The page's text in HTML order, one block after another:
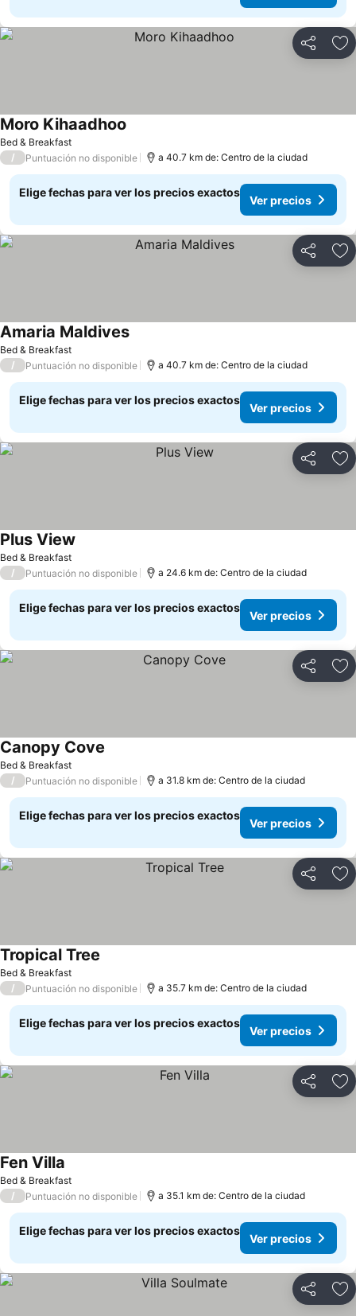
Compartir
Bed & Breakfast
Moro Kihaadhoo
/ Puntuación no disponible a 40.7 km de: Centro de la ciudad
Elige fechas para ver los precios exactos
Ver precios
Compartir
Bed & Breakfast
Amaria MaldivesVer precios
/ Puntuación no disponible a 40.7 km de: Centro de la ciudad
Elige fechas para ver los precios exactos
Ver precios
Compartir
Bed & Breakfast
Plus View
/ Puntuación no disponible a 24.6 km de: Centro de la ciudad
Elige fechas para ver los precios exactos
Ver precios
Compartir
Bed & Breakfast
Canopy Cove
/ Puntuación no disponible a 31.8 km de: Centro de la ciudad
Elige fechas para ver los precios exactos
Ver precios
Compartir
Bed & Breakfast
Tropical Tree
/ Puntuación no disponible a 35.7 km de: Centro de la ciudad
Elige fechas para ver los precios exactos
Ver precios
Compartir
Bed & Breakfast
Fen Villa
/ Puntuación no disponible a 35.1 km de: Centro de la ciudad
Elige fechas para ver los precios exactos
Ver precios
Compartir